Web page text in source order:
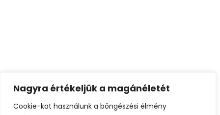
Nagyra értékeljük a magánéletét
Cookie-kat használunk a böngészési élmény